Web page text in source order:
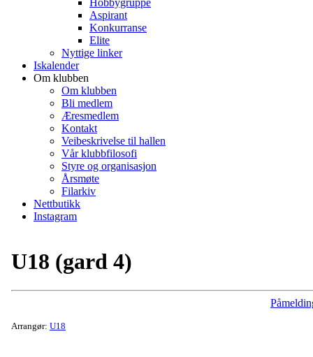
Hobbygruppe
Aspirant
Konkurranse
Elite
Nyttige linker
Iskalender
Om klubben
Om klubben
Bli medlem
Æresmedlem
Kontakt
Veibeskrivelse til hallen
Vår klubbfilosofi
Styre og organisasjon
Årsmøte
Filarkiv
Nettbutikk
Instagram
U18 (gard 4)
Arrangør: U18